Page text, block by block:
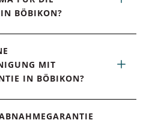
BÖBIKON?
MIT
IN BÖBIKON?